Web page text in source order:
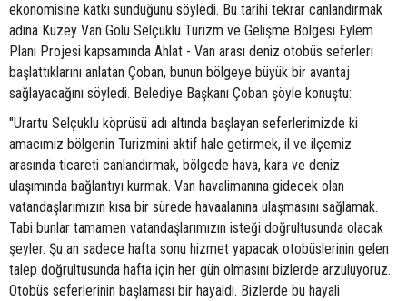
ekonomisine katkı sunduğunu söyledi. Bu tarihi tekrar canlandırmak
adına Kuzey Van Gölü Selçuklu Turizm ve Gelişme Bölgesi Eylem
Planı Projesi kapsamında Ahlat - Van arası deniz otobüs seferleri
başlattıklarını anlatan Çoban, bunun bölgeye büyük bir avantaj
sağlayacağını söyledi. Belediye Başkanı Çoban şöyle konuştu:
"Urartu Selçuklu köprüsü adı altında başlayan seferlerimizde ki
amacımız bölgenin Turizmini aktif hale getirmek, il ve ilçemiz
arasında ticareti canlandırmak, bölgede hava, kara ve deniz
ulaşımında bağlantıyı kurmak. Van havalimanına gidecek olan
vatandaşlarımızın kısa bir sürede havaalanına ulaşmasını sağlamak.
Tabi bunlar tamamen vatandaşlarımızın isteği doğrultusunda olacak
şeyler. Şu an sadece hafta sonu hizmet yapacak otobüslerinin gelen
talep doğrultusunda hafta için her gün olmasını bizlerde arzuluyoruz.
Otobüs seferlerinin başlaması bir hayaldi. Bizlerde bu hayali